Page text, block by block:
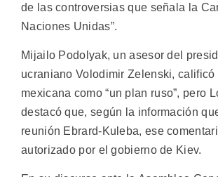
de las controversias que señala la
Naciones Unidas”.
Mijailo Podolyak, un asesor del
ucraniano Volodimir Zelenski, calificó
mexicana como “un plan ruso”, pero
destacó que, según la información
reunión Ebrard-Kuleba, ese
autorizado por el gobierno de Kiev.